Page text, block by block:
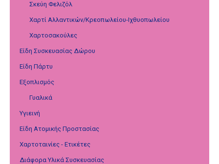
Σκεύη Φελιζόλ
Χαρτί Αλλαντικών/Κρεοπωλείου-Ιχθυοπωλείου
Χαρτοσακούλες
Είδη Συσκευασίας Δώρου
Είδη Πάρτυ
Εξοπλισμός
Γυαλικά
Υγιεινή
Είδη Ατομικής Προστασίας
Χαρτοταινίες - Ετικέτες
Διάφορα Υλικά Συσκευασίας